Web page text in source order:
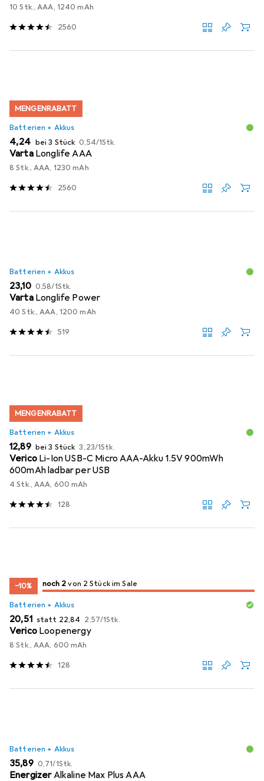
10 Stk., AAA, 1240 mAh
2560
MENGENRABATT
Batterien + Akkus
EUR
4,24 bei 3 Stück EUR
0,54/1Stk.
Varta Longlife AAA
8 Stk., AAA, 1230 mAh
2560
Batterien + Akkus
EUR
23,10 EUR
0,58/1Stk.
Varta Longlife Power
40 Stk., AAA, 1200 mAh
519
MENGENRABATT
Batterien + Akkus
EUR
12,89 bei 3 Stück EUR
3,23/1Stk.
Verico Li-Ion USB-C Micro AAA-Akku 1.5V 900mWh
600mAh ladbar per USB
4 Stk., AAA, 600 mAh
128
−10% 2/ 2
2/ 2 im Sale
noch 2 von 2 Stück im Sale
Batterien + Akkus
EUR
20,51 statt EUR
22,84 EUR
2,57/1Stk.
Verico Loopenergy
8 Stk., AAA, 600 mAh
128
Batterien + Akkus
EUR
35,89 EUR
0,71/1Stk.
EnergizerAlkaline Max Plus AAA